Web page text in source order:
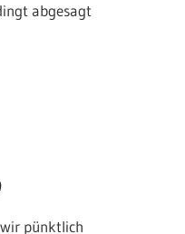
abgesagt
pünktlich